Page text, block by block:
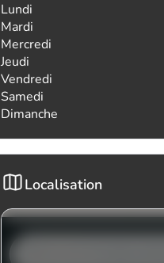
Lundi
Mardi
Mercredi
Jeudi
Vendredi
Samedi
Dimanche
Localisation